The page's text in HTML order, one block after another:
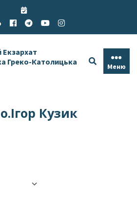
Греко-Католицька
Меню
Кузик